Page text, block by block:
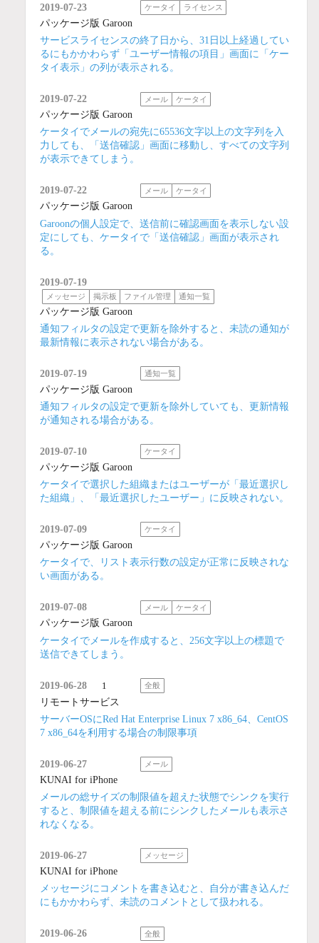
2019-07-23 ケータイ ライセンス
パッケージ版 Garoon
サービスライセンスの終了日から、31日以上経過してい
るにもかかわらず「ユーザー情報の項目」画面に「ケー
タイ表示」の列が表示される。
2019-07-22 メール ケータイ
パッケージ版 Garoon
ケータイでメールの宛先に65536文字以上の文字列を入
力しても、「送信確認」画面に移動し、すべての文字列
が表示できてしまう。
2019-07-22 メール ケータイ
パッケージ版 Garoon
Garoonの個人設定で、送信前に確認画面を表示しない設
定にしても、ケータイで「送信確認」画面が表示され
る。
2019-07-19
メッセージ 掲示板 ファイル管理 通知一覧
パッケージ版 Garoon
通知フィルタの設定で更新を除外すると、未読の通知が
最新情報に表示されない場合がある。
2019-07-19 通知一覧
パッケージ版 Garoon
通知フィルタの設定で更新を除外していても、更新情報
が通知される場合がある。
2019-07-10 ケータイ
パッケージ版 Garoon
ケータイで選択した組織またはユーザーが「最近選択し
た組織」、「最近選択したユーザー」に反映されない。
2019-07-09 ケータイ
パッケージ版 Garoon
ケータイで、リスト表示行数の設定が正常に反映されな
い画面がある。
2019-07-08 メール ケータイ
パッケージ版 Garoon
ケータイでメールを作成すると、256文字以上の標題で
送信できてしまう。
2019-06-28 1 全般
リモートサービス
サーバーOSにRed Hat Enterprise Linux 7 x86_64、CentOS
7 x86_64を利用する場合の制限事項
2019-06-27 メール
KUNAI for iPhone
メールの総サイズの制限値を超えた状態でシンクを実行
すると、制限値を超える前にシンクしたメールも表示さ
れなくなる。
2019-06-27 メッセージ
KUNAI for iPhone
メッセージにコメントを書き込むと、自分が書き込んだ
にもかかわらず、未読のコメントとして扱われる。
2019-06-26 全般